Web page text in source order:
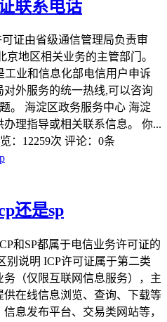
联系电话
证由省级通信管理局负责审
地区相关业务的主管部门。
工业和信息化部电信用户申诉
外服务的统一热线,可以咨询
。 海淀区政务服务中心 海淀
理指导或相关联系信息。 你...
：12259次 评论：0条
还是sp
和SP都属于电信业务许可证的
别说明 ICP许可证属于第二类
（仅限互联网信息服务），主
在线信息浏览、查询、下载等
息发布平台、交易类网站等，